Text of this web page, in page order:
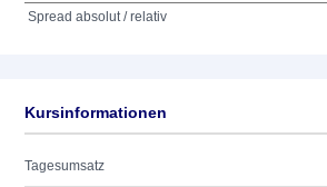
Spread absolut / relativ
Kursinformationen
Tagesumsatz